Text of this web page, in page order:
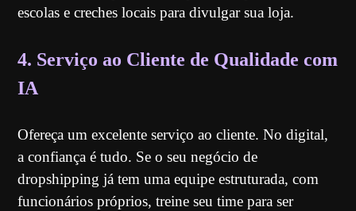
escolas e creches locais para divulgar sua loja.
4. Serviço ao Cliente de Qualidade com
IA
Ofereça um excelente serviço ao cliente. No digital,
a confiança é tudo. Se o seu negócio de
dropshipping já tem uma equipe estruturada, com
funcionários próprios, treine seu time para ser